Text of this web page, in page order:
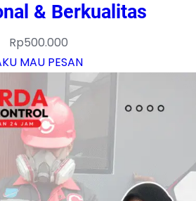
& Berkualitas
Rp500.000
MAU PESAN